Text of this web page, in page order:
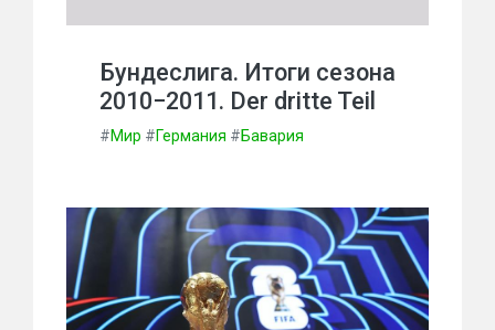
Бундеслига. Итоги сезона
2010−2011. Der dritte Teil
#Мир #Германия #Бавария